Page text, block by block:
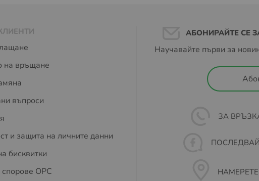
на връщане
въпроси
и защита на личните данни
бисквитки
OPC
АБОНИРАЙТЕ СЕ
Научавайте първи за
ЗА
НАМЕРЕТЕ